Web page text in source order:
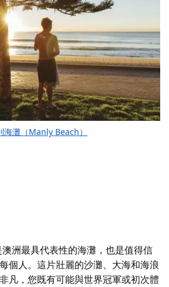
海灘（Manly Beach）
洲最具代表性的海灘，也是值得信
個人。這片壯麗的沙灘、大海和海浪
凡，您既有可能與世界冠軍或初次體